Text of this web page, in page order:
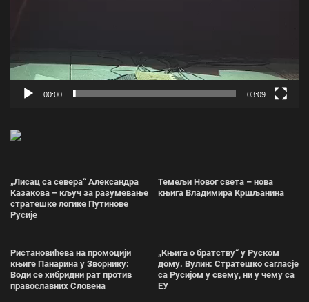
00:00 03:09
„Лисац са севера“ Александра
Казакова – кључ за разумевање
стратешке логике Путинове
Русије
Темељи Новог света – нова
књига Владимира Кршљанина
Ристановићева на промоцији
књиге Панарина у Зворнику:
Води се хибридни рат против
православних Словена
„Књига о братству“ у Руском
дому. Вулин: Стратешко сагласје
са Русијом у свему, ни у чему са
ЕУ